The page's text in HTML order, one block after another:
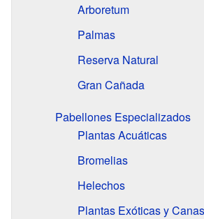
Arboretum
Palmas
Reserva Natural
Gran Cañada
Pabellones Especializados
Plantas Acuáticas
Bromelias
Helechos
Plantas Exóticas y